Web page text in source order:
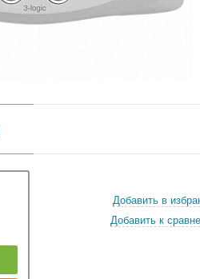
Добавить в
Добавить к